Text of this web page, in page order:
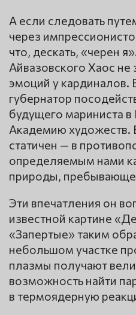
А если следовать
через
что, дескать, «черен
Айвазовского Хаос не
эмоций у кардиналов.
губернатор
будущего мариниста
Академию художеств.
статичен — в
определяемым нами
природы,
Эти впечатления он
известной картине
«Запертые» таким
небольшом участке
плазмы получают
возможность найти
в термоядерную